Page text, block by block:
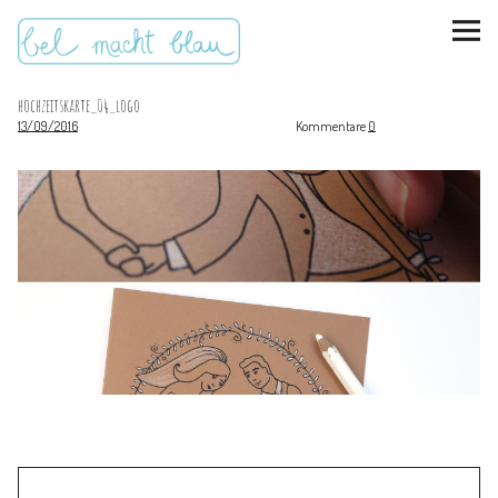
instagrampinterestbloglovin
Malen + basteln
Feste feiern
Kinderzimmer
hochzeitskarte_04_logo
13/09/2016 Kommentare 0